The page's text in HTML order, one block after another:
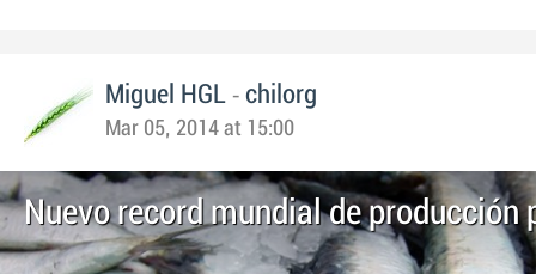
Miguel HGL - chilorg
Mar 05, 2014 at 15:00
Nuevo record mundial de producción